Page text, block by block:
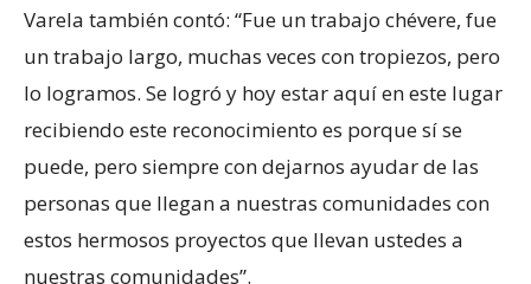
Varela también contó: “Fue un trabajo chévere, fue
un trabajo largo, muchas veces con tropiezos, pero
lo logramos. Se logró y hoy estar aquí en este lugar
recibiendo este reconocimiento es porque sí se
puede, pero siempre con dejarnos ayudar de las
personas que llegan a nuestras comunidades con
estos hermosos proyectos que llevan ustedes a
nuestras comunidades”.